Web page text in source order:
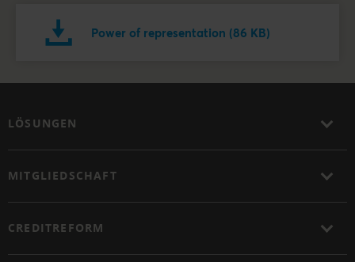
Power of representation (86 KB)
LÖSUNGEN
MITGLIEDSCHAFT
CREDITREFORM